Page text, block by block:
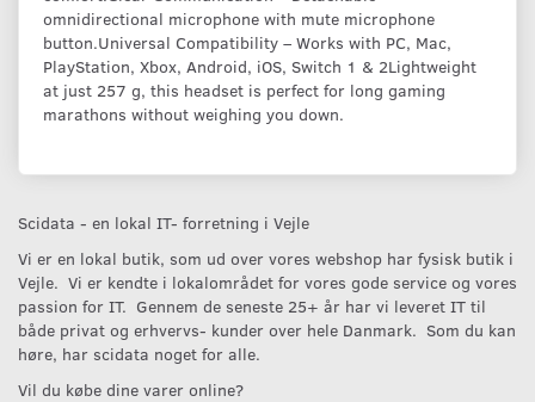
omnidirectional microphone with mute microphone
button.Universal Compatibility – Works with PC, Mac,
PlayStation, Xbox, Android, iOS, Switch 1 & 2Lightweight
at just 257 g, this headset is perfect for long gaming
marathons without weighing you down.
Scidata - en lokal IT- forretning i Vejle
Vi er en lokal butik, som ud over vores webshop har fysisk butik i
Vejle. Vi er kendte i lokalområdet for vores gode service og vores
passion for IT. Gennem de seneste 25+ år har vi leveret IT til
både privat og erhvervs- kunder over hele Danmark. Som du kan
høre, har scidata noget for alle.
Vil du købe dine varer online?